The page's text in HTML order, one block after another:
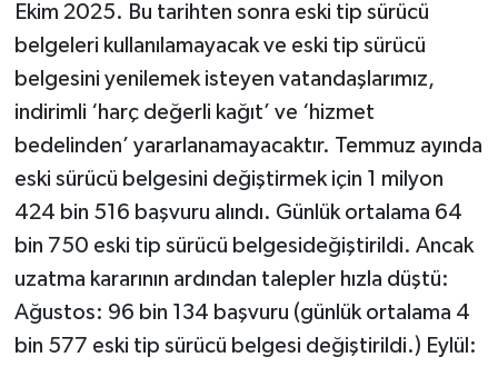
Ekim 2025. Bu tarihten sonra eski tip sürücü
belgeleri kullanılamayacak ve eski tip sürücü
belgesini yenilemek isteyen vatandaşlarımız,
indirimli ‘harç değerli kağıt’ ve ‘hizmet
bedelinden’ yararlanamayacaktır. Temmuz ayında
eski sürücü belgesini değiştirmek için 1 milyon
424 bin 516 başvuru alındı. Günlük ortalama 64
bin 750 eski tip sürücü belgesideğiştirildi. Ancak
uzatma kararının ardından talepler hızla düştü:
Ağustos: 96 bin 134 başvuru (günlük ortalama 4
bin 577 eski tip sürücü belgesi değiştirildi.) Eylül: